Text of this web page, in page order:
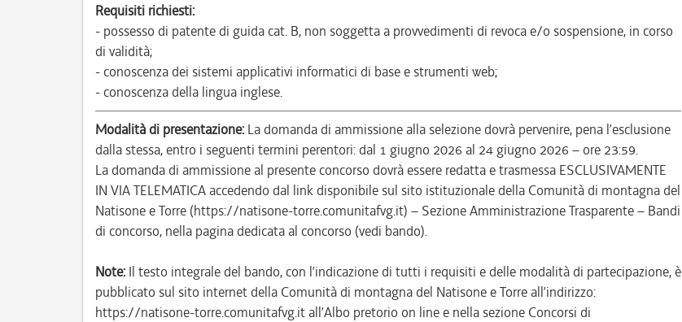
Requisiti richiesti:
- possesso di patente di guida cat. B, non soggetta a provvedimenti di revoca e/o sospensione, in corso
di validità;
- conoscenza dei sistemi applicativi informatici di base e strumenti web;
- conoscenza della lingua inglese.
Modalità di presentazione: La domanda di ammissione alla selezione dovrà pervenire, pena l’esclusione
dalla stessa, entro i seguenti termini perentori: dal 1 giugno 2026 al 24 giugno 2026 – ore 23:59.
La domanda di ammissione al presente concorso dovrà essere redatta e trasmessa ESCLUSIVAMENTE
IN VIA TELEMATICA accedendo dal link disponibile sul sito istituzionale della Comunità di montagna del
Natisone e Torre (https://natisone-torre.comunitafvg.it) – Sezione Amministrazione Trasparente – Bandi
di concorso, nella pagina dedicata al concorso (vedi bando).
Note: Il testo integrale del bando, con l’indicazione di tutti i requisiti e delle modalità di partecipazione, è
pubblicato sul sito internet della Comunità di montagna del Natisone e Torre all’indirizzo:
https://natisone-torre.comunitafvg.it all’Albo pretorio on line e nella sezione Concorsi di